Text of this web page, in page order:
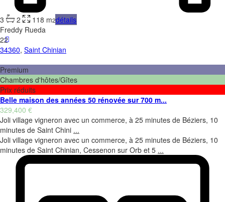
3 2 118 m2détails
Freddy Rueda
22
34360, Saint Chinian
Premium
Chambres d'hôtes/Gîtes
Prix réduits
Belle maison des années 50 rénovée sur 700 m...
329,400 €
Joli village vigneron avec un commerce, à 25 minutes de Béziers, 10
minutes de Saint Chini ...
Joli village vigneron avec un commerce, à 25 minutes de Béziers, 10
minutes de Saint Chinian, Cessenon sur Orb et 5 ...